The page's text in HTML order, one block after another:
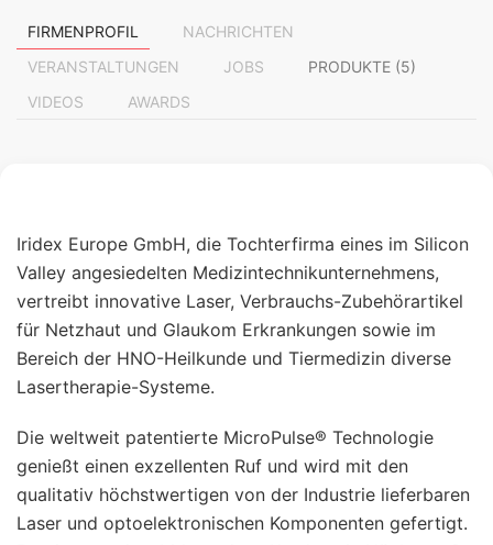
FIRMENPROFIL
NACHRICHTEN
VERANSTALTUNGEN
JOBS
PRODUKTE (5)
VIDEOS
AWARDS
Iridex Europe GmbH, die Tochterfirma eines im Silicon
Valley angesiedelten Medizintechnikunternehmens,
vertreibt innovative Laser, Verbrauchs-Zubehörartikel
für Netzhaut und Glaukom Erkrankungen sowie im
Bereich der HNO-Heilkunde und Tiermedizin diverse
Lasertherapie-Systeme.
Die weltweit patentierte MicroPulse® Technologie
genießt einen exzellenten Ruf und wird mit den
qualitativ höchstwertigen von der Industrie lieferbaren
Laser und optoelektronischen Komponenten gefertigt.